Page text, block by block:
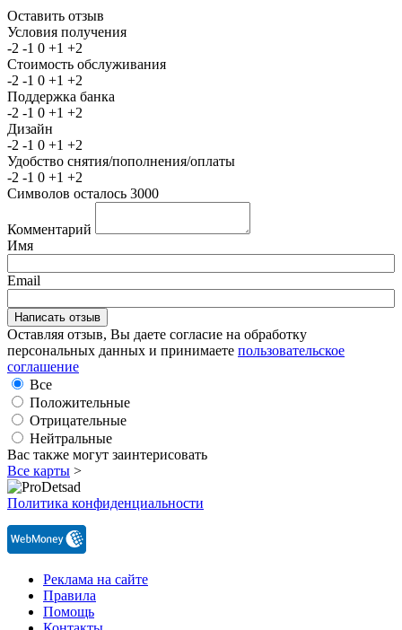
Оставить отзыв
Условия получения
-2 -1 0 +1 +2
Стоимость обслуживания
-2 -1 0 +1 +2
Поддержка банка
-2 -1 0 +1 +2
Дизайн
-2 -1 0 +1 +2
Удобство снятия/пополнения/оплаты
-2 -1 0 +1 +2
Символов осталось 3000
Комментарий
Имя
Email
Оставляя отзыв, Вы даете согласие на обработку
персональных данных и принимаете пользовательское
соглашение
Все
Положительные
Отрицательные
Нейтральные
Вас также могут заинтерисовать
Все карты >
Политика конфиденциальности
Реклама на сайте
Правила
Помощь